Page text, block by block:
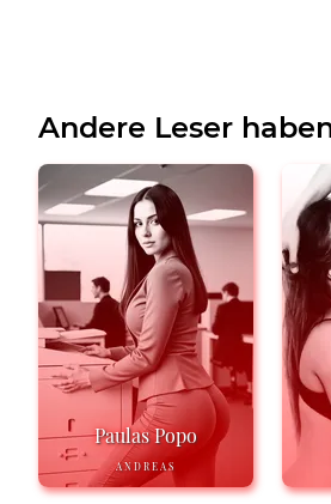
Andere Leser
Paulas Popo
ANDREAS